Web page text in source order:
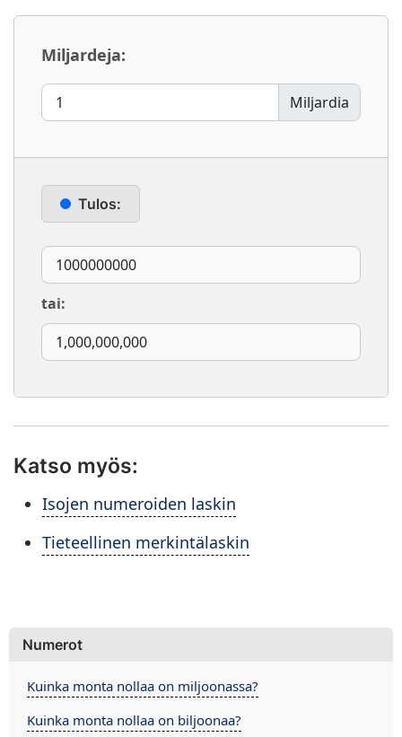
Miljardeja:
Miljardia
Tulos:
tai:
Katso myös:
Isojen numeroiden laskin
Tieteellinen merkintälaskin
Numerot
Kuinka monta nollaa on miljoonassa?
Kuinka monta nollaa on biljoonaa?